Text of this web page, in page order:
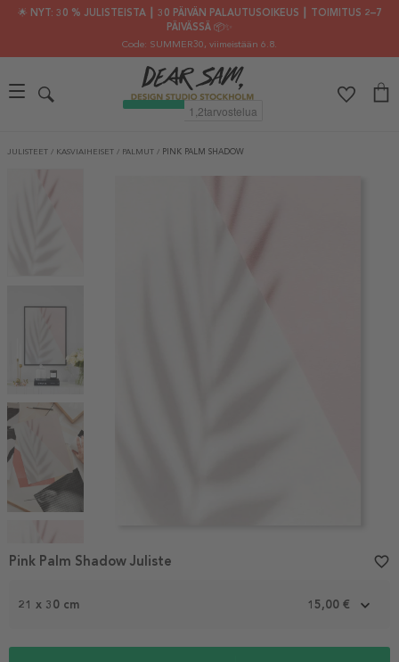
🌟 NYT: 30 % JULISTEISTA ┃ 30 PÄIVÄN PALAUTUSOIKEUS ┃ TOIMITUS 2–7
PÄIVÄSSÄ 📦✨
Code: SUMMER30, viimeistään 6.8.
JULISTEET / KASVIAIHEISET / PALMUT / PINK PALM SHADOW
1
21 x 30 cm 15,00 €
Pink Palm Shadow Juliste favorite_border